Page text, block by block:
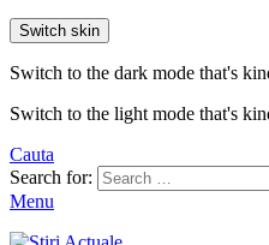
Switch skin
Switch to the dark mode that's
Switch to the light mode that's
Cauta
Search for:
Menu